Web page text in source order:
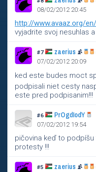
08/02/2012 20:45
http://www.avaaz.org/
vyjadrite svoj nesuhlas
#7 zaerius
07/02/2012 20:09
ked este budes moct
podpisali niet cesty
este pred podpisanim!!!
#6 PrOgdIodY
07/02/2012 19:54
pičovina keď to podpíšu
protesty !!!
#5 zaerius